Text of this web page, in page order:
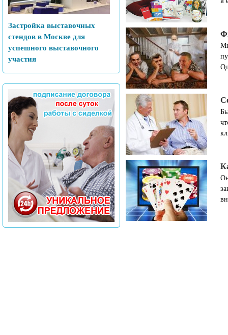
Застройка выставочных
стендов в Москве для
успешного выставочного
участия